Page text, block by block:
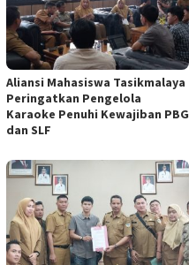
Aliansi Mahasiswa Tasikmalaya
Peringatkan Pengelola
Karaoke Penuhi Kewajiban PBG
dan SLF